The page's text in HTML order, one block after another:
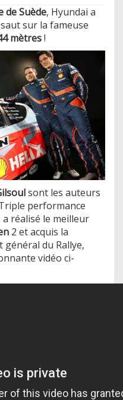
de Suède, Hyundai a
sur la fameuse
mètres!
sont les auteurs
performance
a réalisé le meilleur
2 et acquis la
général du Rallye,
vidéo ci-